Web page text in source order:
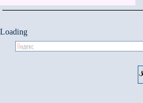
Loading